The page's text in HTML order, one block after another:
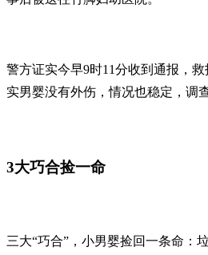
警方证实今早9时11分收到通报，
实男婴没有外伤，情况也稳定，调
3大巧合捡一命
三大“巧合”，小男婴捡回一条命：